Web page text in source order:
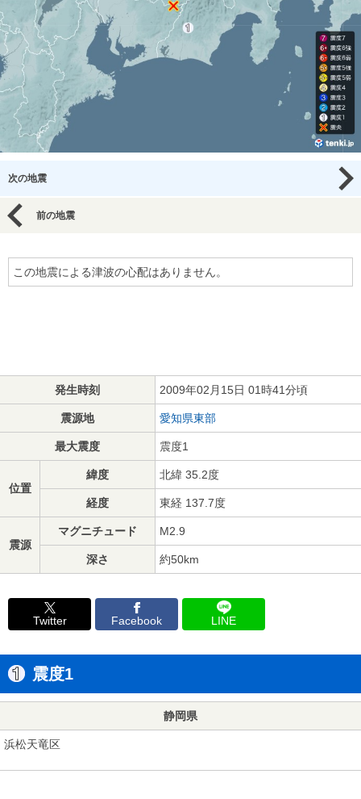
次の地震
前の地震
この地震による津波の心配はありません。
発生時刻 2009年02月15日 01時41分頃
震源地 愛知県東部
最大震度 震度1
位置
緯度 北緯 35.2度
経度 東経 137.7度
震源
マグニチュード M2.9
深さ 約50km
Twitter Facebook LINE
震度1
静岡県
浜松天竜区